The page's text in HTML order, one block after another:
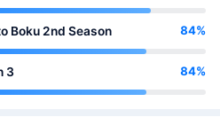
Boku 2nd Season 84%
3 84%